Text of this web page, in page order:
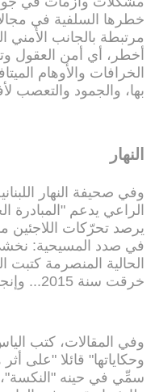
خطرها السلفية في
مرتبطة بالجانب الأمني
أخطر، أي أمن العقول
الخرافات والأوهام
بها، والجمود والتعصب
النهار
وفي صحيفة النهار
الراعي يدعم "المبادرة
في صدد المسيحية:
الحالية المنصرمة كتبت
خرقت سنة 2015... وإنجازات للقوى الأمنية".
وفي المقالات، كتب
سمِّي في حينه "النكسة"،